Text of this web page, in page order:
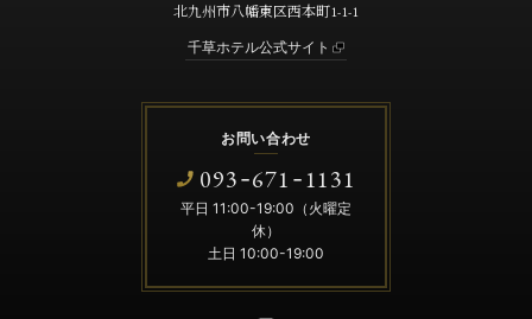
北九州市八幡東区西本町1-1-1
千草ホテル公式サイト
お問い合わせ
093-671 -1131
平日 11:00-19:00（火曜定
休）
土日 10:00-19:00